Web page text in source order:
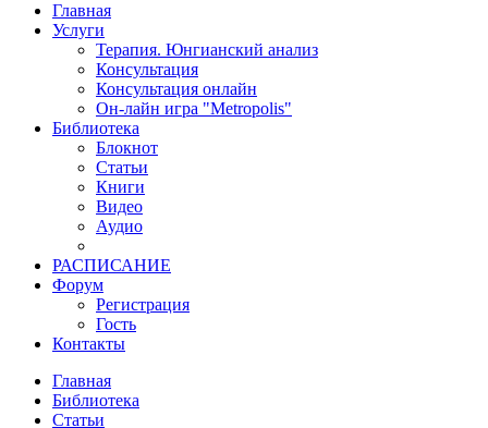
Главная
Услуги
Терапия. Юнгианский анализ
Консультация
Консультация онлайн
Он-лайн игра "Metropolis"
Библиотека
Блокнот
Статьи
Книги
Видео
Аудио
РАСПИСАНИЕ
Форум
Регистрация
Гость
Контакты
Главная
Библиотека
Статьи